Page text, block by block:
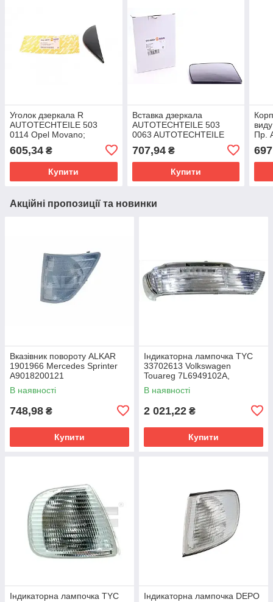
Уголок дзеркала R
AUTOTECHTEILE 503
0114 Opel Movano;
7700352178
605,34 ₴
Купити
Вставка дзеркала
AUTOTECHTEILE 503
0063 AUTOTECHTEILE
503 0063 Renault Master,
Trafic; Opel Movano
7701044515
707,94₴
Купити
Пр.
Акційні пропозиції та новинки
Вказівник повороту ALKAR
1901966 Mercedes Sprinter
A9018200121
В наявності
748,98 ₴
Купити
Індикаторна лампочка TYC
33702613 Volkswagen
Touareg 7L6949102A,
7L6949102B
В наявності
2 021,22 ₴
Купити
Індикаторна лампочка TYC
Індикаторна лампочка DEPO